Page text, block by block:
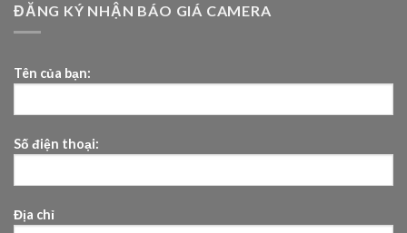
ĐĂNG KÝ NHẬN BÁO GIÁ CAMERA
Tên của bạn:
Số điện thoại:
Địa chỉ